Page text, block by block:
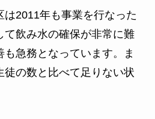
は2011年も事業を行なった
て飲み水の確保が非常に難
も急務となっています。ま
徒の数と比べて足りない状